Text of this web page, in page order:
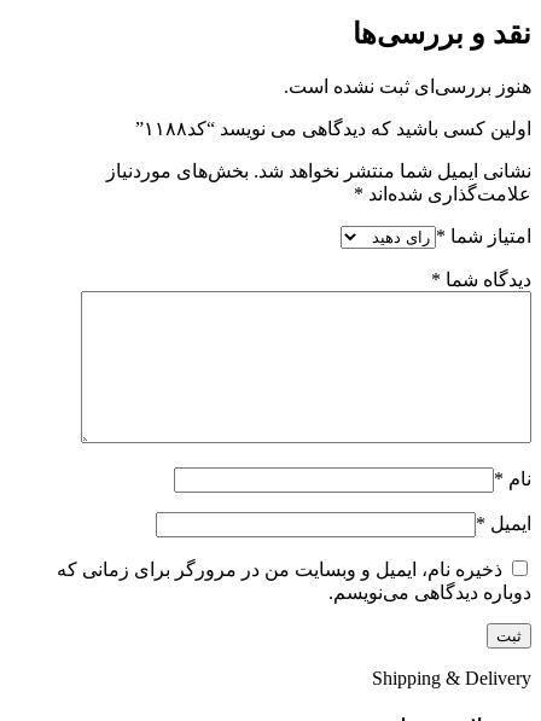
نقد و بررسی‌ها
هنوز بررسی‌ای ثبت نشده است.
اولین کسی باشید که دیدگاهی می نویسد “کد۱۱۸۸”
نشانی ایمیل شما منتشر نخواهد شد. بخش‌های موردنیاز
علامت‌گذاری شده‌اند *
امتیاز شما *
دیدگاه شما *
نام *
ایمیل *
ذخیره نام، ایمیل و وبسایت من در مرورگر برای زمانی که
دوباره دیدگاهی می‌نویسم.
Shipping & Delivery